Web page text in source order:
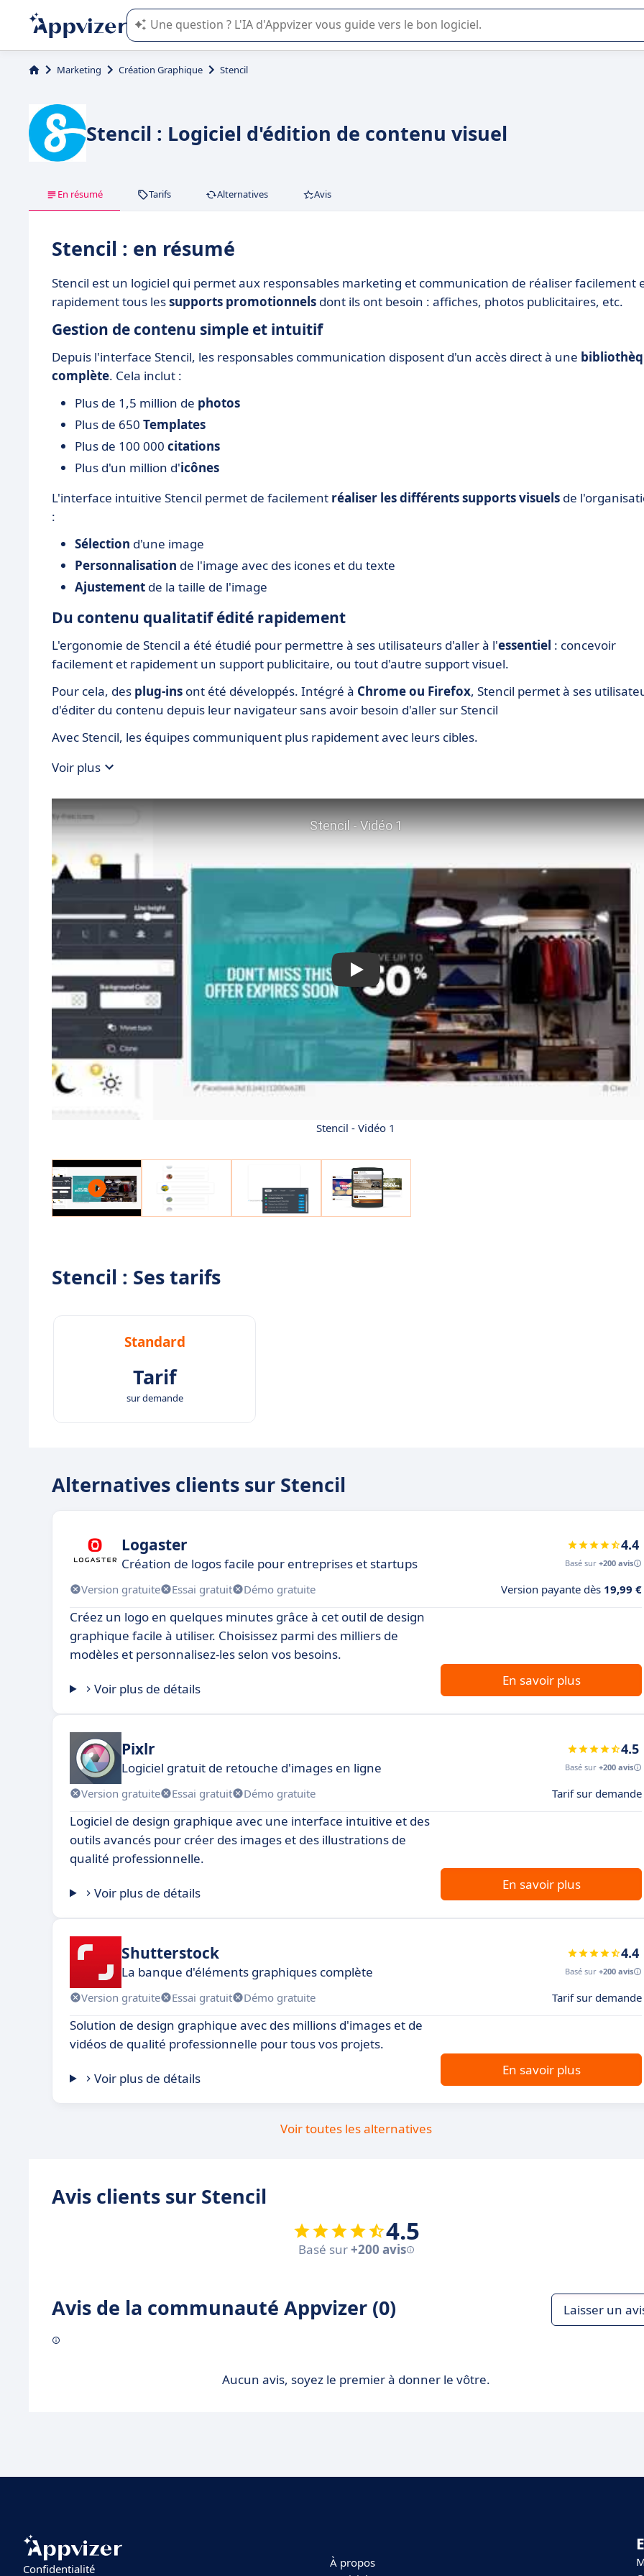
L'IA de Appvizer vous guide dans l'utilisation ou la sélection de logiciel SaaS en entreprise.
Marketing Création Graphique Stencil
Stencil : Logiciel d'édition de contenu visuel
En résumé Tarifs Alternatives Avis
Stencil : en résumé
Stencil est un logiciel qui permet aux responsables marketing et communication de réaliser facilement
rapidement tous lessupports promotionnels dont ils ont besoin : affiches, photos publicitaires, etc.
Gestion de contenu simple et intuitif
Depuis l'interface Stencil, les responsables communication disposent d'un accès direct à une
complète. Cela inclut :
Plus de 1,5 million de photos
Plus de 650 Templates
Plus de 100 000 citations
Plus d'un million d'icônes
L'interface intuitive Stencil permet de facilement réaliser les différents supports visuels de
:
Sélection d'une image
Personnalisation de l'image avec des icones et du texte
Ajustement de la taille de l'image
Du contenu qualitatif édité rapidement
L'ergonomie de Stencil a été étudié pour permettre à ses utilisateurs d'aller à l'essentiel : concevoir
facilement et rapidement un support publicitaire, ou tout d'autre support visuel.
Pour cela, des plug-ins ont été développés. Intégré à Chrome ou Firefox, Stencil permet à ses
d'éditer du contenu depuis leur navigateur sans avoir besoin d'aller sur Stencil
Avec Stencil, les équipes communiquent plus rapidement avec leurs cibles.
Voir plus
Stencil - Vidéo 1
Stencil : Ses tarifs
Standard
Tarif
sur demande
Alternatives clients sur Stencil
Logaster
Création de logos facile pour entreprises et startups
4.4
Basé sur +200 avis
Version gratuite Essai gratuit Démo gratuite Version payante dès 19,99 €
Créez un logo en quelques minutes grâce à cet outil de design
graphique facile à utiliser. Choisissez parmi des milliers de
modèles et personnalisez-les selon vos besoins.
Voir plus de détails
En savoir plus
Pixlr
Logiciel gratuit de retouche d'images en ligne
4.5
Basé sur +200 avis
Version gratuite Essai gratuit Démo gratuite Tarif sur demande
Logiciel de design graphique avec une interface intuitive et des
outils avancés pour créer des images et des illustrations de
qualité professionnelle.
Voir plus de détails
En savoir plus
Shutterstock
La banque d'éléments graphiques complète
4.4
Basé sur +200 avis
Version gratuite Essai gratuit Démo gratuite Tarif sur demande
Solution de design graphique avec des millions d'images et de
vidéos de qualité professionnelle pour tous vos projets.
Voir plus de détails
En savoir plus
Voir toutes les alternatives
Avis clients sur Stencil
4.5
Basé sur+200 avis
Avis de la communauté Appvizer (0) Laisser un
Aucun avis, soyez le premier à donner le vôtre.
Confidentialité
À propos